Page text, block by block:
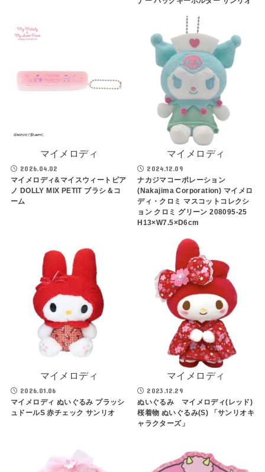
マイメロディ
2026.04.02
マイメロディ&マイスウィートピア
ノ DOLLY MIX PETIT ブラシ＆コ
ーム
マイメロディ
2024.12.09
ナカジマコーポレーション
(Nakajima Corporation) マイメロ
ディ・クロミ マスコットコレクシ
ョン クロミ グリーン 208095-25
H13×W7.5×D6cm
マイメロディ
2026.01.06
マイメロディ ぬいぐるみ プラッシ
ュドールS 赤チェック サンリオ
マイメロディ
2023.12.29
ぬいぐるみ マイメロディ(レッド)
桜着物 ぬいぐるみ(S) 「サンリオキ
ャラクターズ」